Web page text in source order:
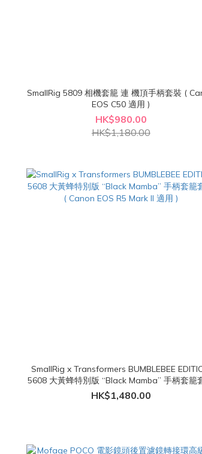
SmallRig 5809 相機套籠 連 機頂手柄套裝 (
EOS C50 適用 )
HK$980.00
HK$1,180.00
SmallRig x Transformers BUMBLEBEE
5608 大黃蜂特別版 “Black Mamba” 手柄套籠套裝
( Canon EOS R5 Mark II 適用 )
HK$1,480.00